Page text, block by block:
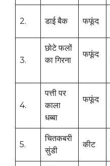
2. डाई बैक फफूंद
3.
छोटे फलों
का गिरना
फफूंद
4.
पत्ती पर
काला
धब्बा
फफूंद
5.
चितकबरी
सुंडी
कीट